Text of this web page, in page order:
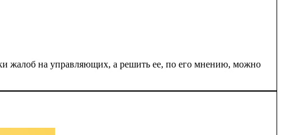
жалоб на управляющих, а решить ее, по его мнению, можно